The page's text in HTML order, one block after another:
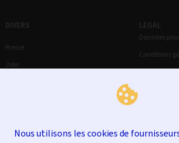
Nous utilisons les cookies de
DIVERS
Presse
Jobs
LEGAL
Données
Conditions
Droit de